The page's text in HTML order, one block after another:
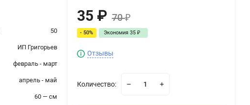
50
ИП Григорьев
февраль - март
апрель - май
60 — см
35 ₽ 70₽
- 50% Экономия 35 ₽
Отзывы
Количество: